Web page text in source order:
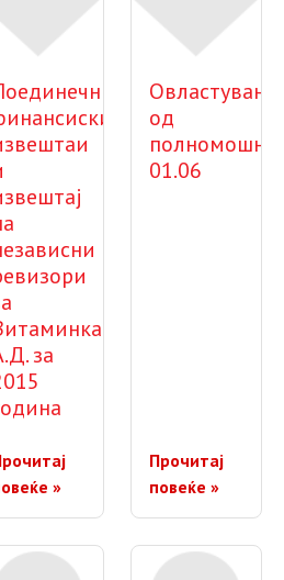
за
»
Овластување
од
01.06
Прочитај
повеќе »